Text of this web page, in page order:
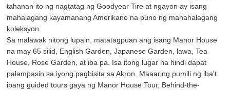
tahanan ito ng nagtatag ng Goodyear Tire at ngayon ay isang
mahalagang kayamanang Amerikano na puno ng mahahalagang
koleksyon.
Sa malawak nitong lupain, matatagpuan ang isang Manor House
na may 65 silid, English Garden, Japanese Garden, lawa, Tea
House, Rose Garden, at iba pa. Isa itong lugar na hindi dapat
palampasin sa iyong pagbisita sa Akron. Maaaring pumili ng iba't
ibang guided tours gaya ng Manor House Tour, Behind-the-